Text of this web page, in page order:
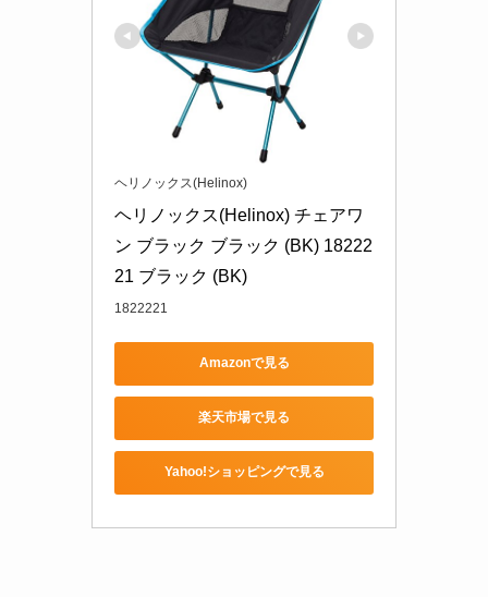
ヘリノックス(Helinox)
ヘリノックス(Helinox) チェアワ
ン ブラック ブラック (BK) 18222
21 ブラック (BK)
1822221
Amazonで見る
楽天市場で見る
Yahoo!ショッピングで見る